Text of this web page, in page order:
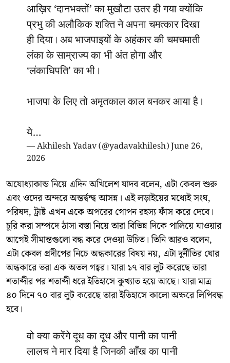
आख़िर ‘दानभक्तों’ का मुखौटा उतर ही गया क्योंकि
प्रभु की अलौकिक शक्ति ने अपना चमत्कार दिखा
ही दिया। अब भाजपाइयों के अहंकार की चमचमाती
लंका के साम्राज्य का भी अंत होगा और
‘लंकाधिपति’ का भी।
भाजपा के लिए तो अमृतकाल काल बनकर आया है।
ये…
— Akhilesh Yadav (@yadavakhilesh)June 26,
2026
অযোধ্যাকান্ড নিয়ে এদিন অখিলেশ যাদব বলেন, এটা কেবল শুরু
এবং ওদের অন্দরে অন্তর্দ্বন্দ্ব আসন্ন। এই লড়াইয়ের মধ্যেই সংঘ,
পরিষদ, ট্রাষ্ট এখন একে অপরের গোপন রহস্য ফাঁস করে দেবে।
চুরি করা সম্পদে ঠাসা বস্তা নিয়ে তারা বিভিন্ন দিকে পালিয়ে যাওয়ার
আগেই সীমান্তগুলো বন্ধ করে দেওয়া উচিত। তিনি আরও বলেন,
এটা কেবল প্রদীপের নিচে অন্ধকারের বিষয় নয়, এটা দুর্নীতির ঘোর
অন্ধকারে ভরা এক অতল গহ্বর। যারা ১৭ বার লুট করেছে তারা
শতাব্দীর পর শতাব্দী ধরে ইতিহাসে কুখ্যাত হয়ে আছে। যারা মাত্র
৪০ দিনে ৭০ বার লুট করেছে তারা ইতিহাসে কালো অক্ষরে লিপিবদ্ধ
হবে।
वो क्या करेंगे दूध का दूध और पानी का पानी
लालच ने मार दिया है जिनकी आँख का पानी